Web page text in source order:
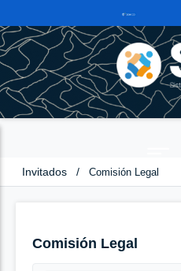
Invitados / Comisión Legal
Comisión Legal